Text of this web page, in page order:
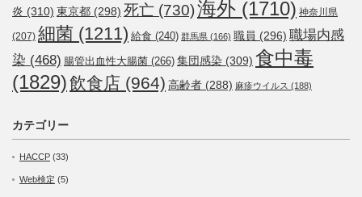
炎 (310) 東京都 (298) 死亡 (730)海外 (1710) 神奈川県
(207) 細菌 (1211) 給食 (240) 群馬県 (166) 職員 (296) 職場内感
染 (468) 腸管出血性大腸菌 (266) 集団感染 (309) 食中毒
(1829)飲食店 (964) 高齢者 (288) 麻疹ウイルス (188)
カテゴリー
HACCP (33)
Web検定 (5)